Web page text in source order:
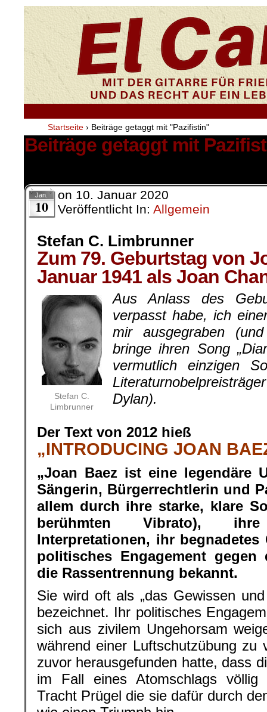
Startseite › Beiträge getaggt mit "Pazifistin"
Beiträge getaggt mit
Jan.
10
on 10. Januar 2020
Veröffentlicht In: Allgemein
Stefan C. Limbrunner
Zum 79. Geburtstag von
Januar 1941 als Joan
Stefan C.
Limbrunner
Aus Anlass des
verpasst habe, ich
mir ausgegraben
bringe ihren Song
vermutlich einzigen
Dylan).
Der Text von 2012 hieß
„INTRODUCING JOAN
„Joan Baez ist eine legendäre
Sängerin, Bürgerrechtlerin und
allem durch ihre starke, klare
berühmten Vibrato),
Interpretationen, ihr
politisches Engagement gegen
die Rassentrennung bekannt.
Sie wird oft als „das Gewissen
bezeichnet. Ihr politisches
sich aus zivilem Ungehorsam
während einer Luftschutzübung zu
zuvor herausgefunden hatte, dass
im Fall eines Atomschlags völlig
Tracht Prügel die sie dafür durch